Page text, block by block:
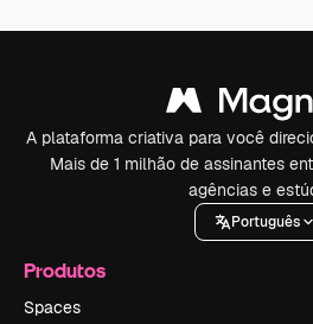
A plataforma criativa para você
Mais de 1 milhão de assinantes
agências e
Português
Produtos
Spaces